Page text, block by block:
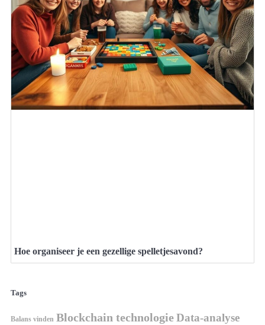
Hoe organiseer je een gezellige spelletjesavond?
Tags
Balans vinden Blockchain technologieData-analyse